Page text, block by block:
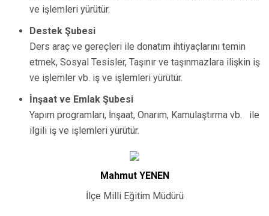
ve işlemleri yürütür.
Destek Şubesi
Ders araç ve gereçleri ile donatım ihtiyaçlarını temin
etmek, Sosyal Tesisler, Taşınır ve taşınmazlara ilişkin iş
ve işlemler vb. iş ve işlemleri yürütür.
İnşaat ve Emlak Şubesi
Yapım programları, İnşaat, Onarım, Kamulaştırma vb. ile
ilgili iş ve işlemleri yürütür.
Mahmut YENEN
İlçe Milli Eğitim Müdürü